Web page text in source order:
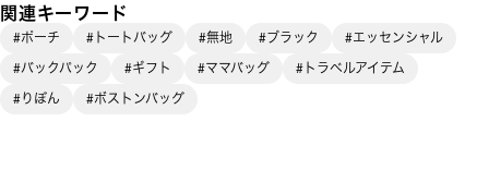
関連キーワード
#ポーチ #トートバッグ #無地 #ブラック
#エッセンシャル
#バックパック
#ギフト #ママバッグ
#トラベルアイテム
#りぼん
#ボストンバッグ